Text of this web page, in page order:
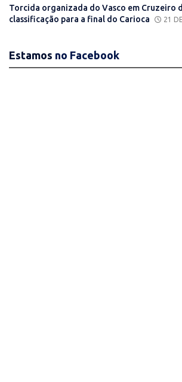
Torcida organizada do Vasco em Cruzeiro
classificação para a final do Carioca
21
Estamos no Facebook